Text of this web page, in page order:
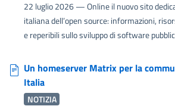
22 luglio 2026— Online il nuovo sito
italiana dell’open source: informazioni,
e reperibili sullo sviluppo di software
Un homeserver Matrix per la
Italia
NOTIZIA